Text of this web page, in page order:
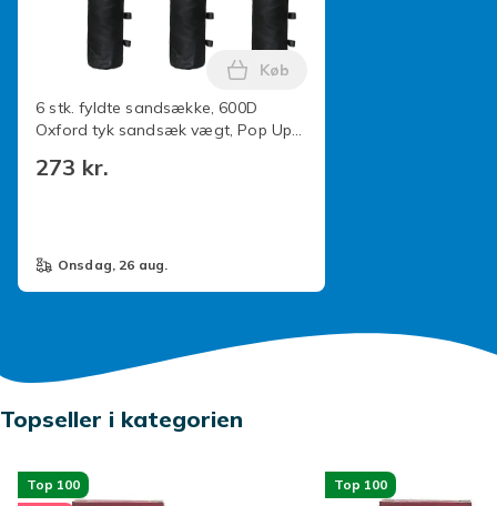
6 stk. fyldte sandsække, 600D
Oxford tyk sandsæk vægt, Pop Up
273 kr.
Læg 6 stk. fyldte sandsække,
Køb
onsdag, 26 aug.
Topseller i kategorien
Top 100
Top 100